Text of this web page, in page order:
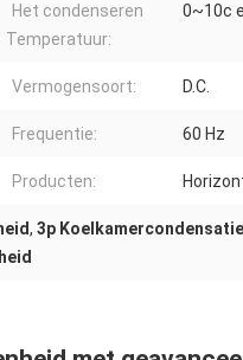
Het condenseren
Temperatuur:
0~10c
Vermogensoort: D.C.
Frequentie: 60 Hz
Producten:
, 3p